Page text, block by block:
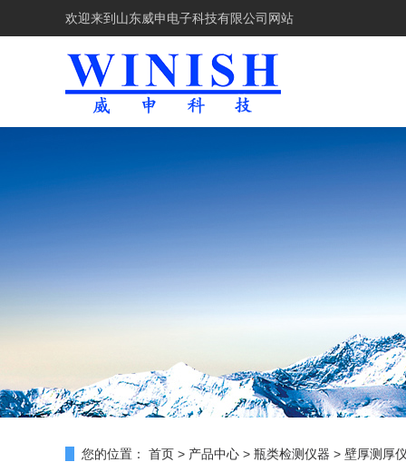
欢迎来到 山东威申电子科技有限公司网站
您的位置： 首页 > 产品中心 > 瓶类检测仪器 > 壁厚测厚仪